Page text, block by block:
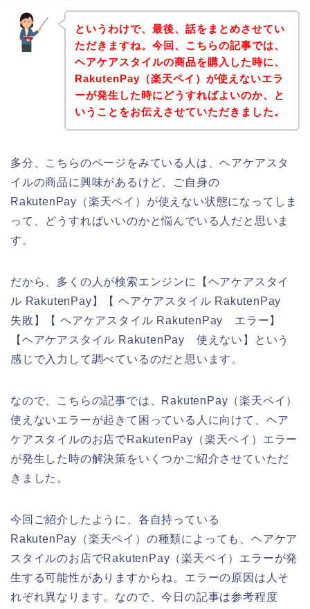
というわけで、最後、話をまとめさせてい
ただきますね。今回、こちらの記事では、
ヘアケアスタイルの商品を購入した時に、
RakutenPay（楽天ペイ）が使えないエラ
ーが発生した時にどうすればよいのか、と
いうことをお伝えさせていただきました。
多分、こちらのページをみている人は、ヘアケアスタ
イルの商品に興味があるけど、ご自身の
RakutenPay（楽天ペイ）が使えない状態になってしま
って、どうすればいいのかと悩んでいる人だと思いま
す。
だから、多くの人が検索エンジンに【ヘアケアスタイ
ル RakutenPay】【 ヘアケアスタイル RakutenPay
失敗】【 ヘアケアスタイル RakutenPay エラー】
【ヘアケアスタイル RakutenPay 使えない】という
感じで入力して調べているのだと思います。
なので、こちらの記事では、RakutenPay（楽天ペイ）
使えないエラーが起きて困っている人に向けて、ヘア
ケアスタイルのお店でRakutenPay（楽天ペイ）エラー
が発生した時の解決策をいくつかご紹介させていただ
きました。
今回ご紹介したように、各自持っている
RakutenPay（楽天ペイ）の種類によっても、ヘアケア
スタイルのお店でRakutenPay（楽天ペイ）エラーが発
生する可能性がありますからね。エラーの原因は人そ
れぞれ異なります。なので、今日の記事は参考程度